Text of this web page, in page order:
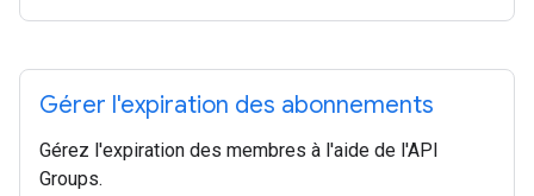
Gérer l'expiration des abonnements
Gérez l'expiration des membres à l'aide de l'API
Groups.